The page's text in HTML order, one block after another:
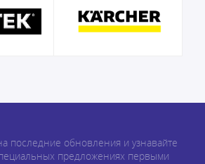
последние обновления и узнавайте
предложениях первыми